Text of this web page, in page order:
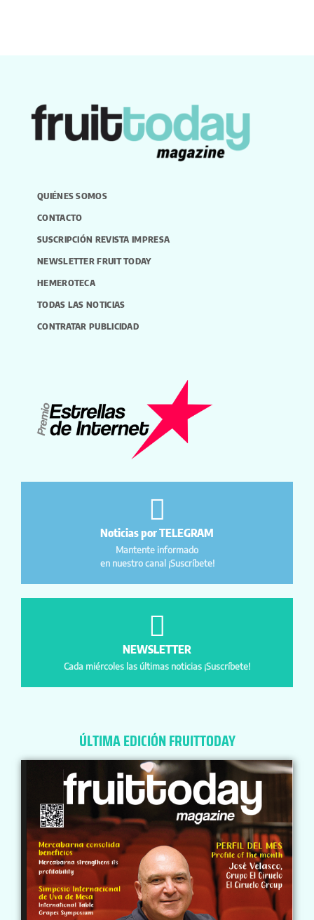
QUIÉNES SOMOS
CONTACTO
SUSCRIPCIÓN REVISTA IMPRESA
NEWSLETTER FRUIT TODAY
HEMEROTECA
TODAS LAS NOTICIAS
CONTRATAR PUBLICIDAD
Noticias por TELEGRAM
Mantente informado
en nuestro canal ¡Suscríbete!
NEWSLETTER
Cada miércoles las últimas noticias ¡Suscríbete!
ÚLTIMA EDICIÓN FRUITTODAY